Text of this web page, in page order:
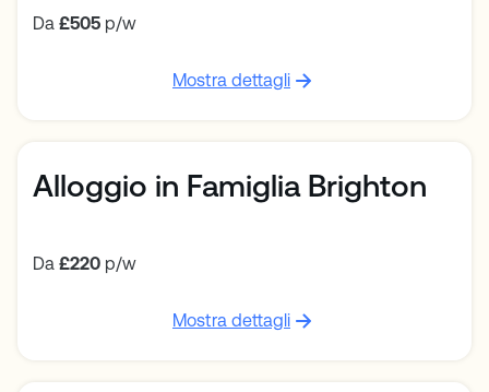
Da £505 p/w
Mostra dettagli
Alloggio in Famiglia Brighton
Da £220 p/w
Mostra dettagli